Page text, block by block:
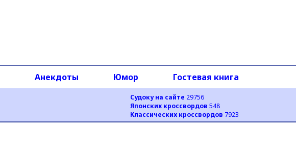
Судоку на сайте 29756
Японских кроссвордов 548
Классических кроссвордов 7923
Анекдоты Юмор Гостевая книга